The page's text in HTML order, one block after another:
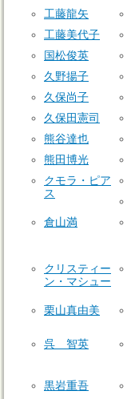
工藤龍矢
工藤美代子
国松俊英
久野揚子
久保尚子
久保田憲司
熊谷達也
熊田博光
クモラ・ピア
ス
倉山満
クリスティー
ン・マシュー
栗山真由美
呉 智英
黒岩重吾